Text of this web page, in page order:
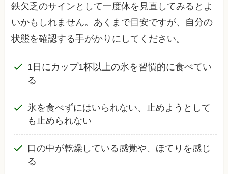
鉄欠乏のサインとして一度体を見直してみるとよ
いかもしれません。あくまで目安ですが、自分の
状態を確認する手がかりにしてください。
1日にカップ1杯以上の氷を習慣的に食べてい
る
氷を食べずにはいられない、止めようとして
も止められない
口の中が乾燥している感覚や、ほてりを感じ
る